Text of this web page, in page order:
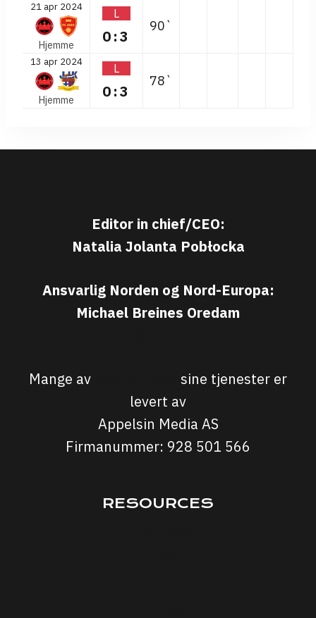
21 apr 2024
Hjemme
L
0:3
90`
13 apr 2024
Hjemme
L
0:3
78`
Editor in chief/CEO:
Natalia Jolanta Pobłocka
Ansvarlig Norden og Nord-Europa:
Michael Breines Oredam
Mange av
sine tjenester er
levert av
Appelsin Media AS
Firmanummer: 928 501 566
RESOURCES